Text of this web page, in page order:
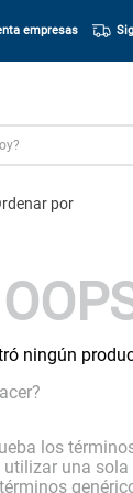
empresas
por
ningún
los
utilizar una sola